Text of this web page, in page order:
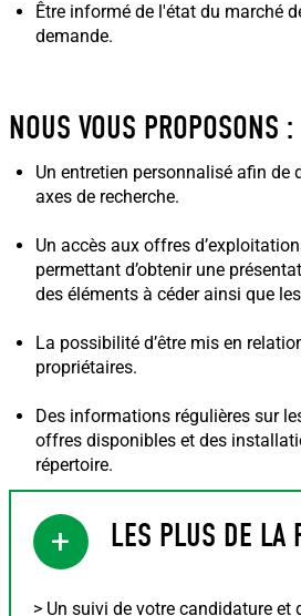
Être informé de l'état du marché
demande.
NOUS VOUS PROPOSONS :
Un entretien personnalisé afin de
axes de recherche.
Un accès aux offres
permettant d’obtenir une
des éléments à céder ainsi que
La possibilité d’être mis en
propriétaires.
Des informations régulières sur
offres disponibles et des
répertoire.
+ LES PLUS DE LA
> Un suivi de votre candidature et